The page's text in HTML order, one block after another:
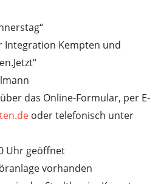
Integration Kempten und
das Online-Formular, per E-
oder telefonisch unter
Uhr geöffnet
vorhanden